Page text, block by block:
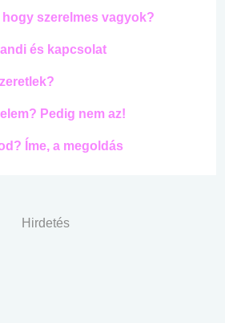
szerelmes vagyok?
és kapcsolat
Pedig nem az!
Íme, a megoldás
Hirdetés